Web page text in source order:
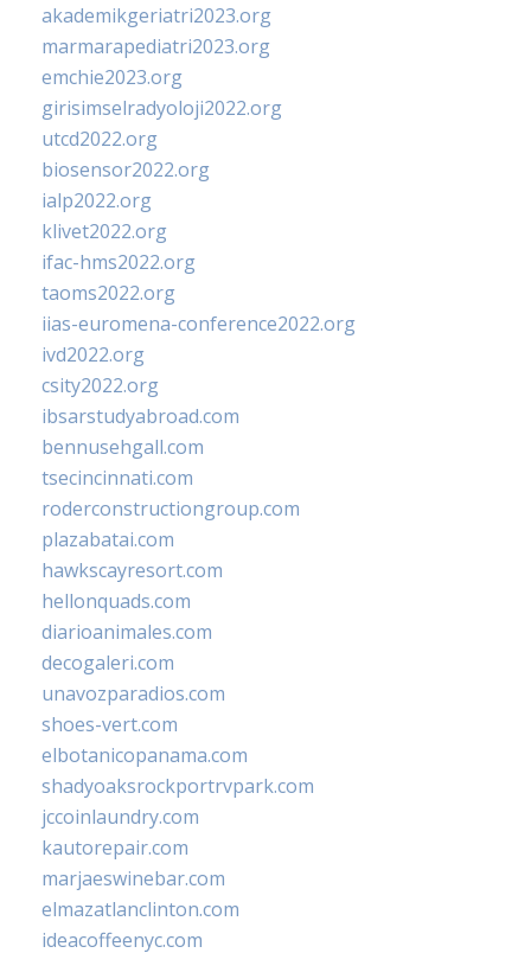
akademikgeriatri2023.org
marmarapediatri2023.org
emchie2023.org
girisimselradyoloji2022.org
utcd2022.org
biosensor2022.org
ialp2022.org
klivet2022.org
ifac-hms2022.org
taoms2022.org
iias-euromena-conference2022.org
ivd2022.org
csity2022.org
ibsarstudyabroad.com
bennusehgall.com
tsecincinnati.com
roderconstructiongroup.com
plazabatai.com
hawkscayresort.com
hellonquads.com
diarioanimales.com
decogaleri.com
unavozparadios.com
shoes-vert.com
elbotanicopanama.com
shadyoaksrockportrvpark.com
jccoinlaundry.com
kautorepair.com
marjaeswinebar.com
elmazatlanclinton.com
ideacoffeenyc.com